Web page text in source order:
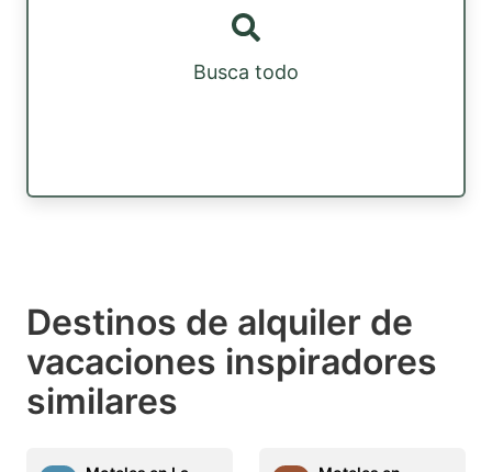
Busca todo
Destinos de alquiler de
vacaciones inspiradores
similares